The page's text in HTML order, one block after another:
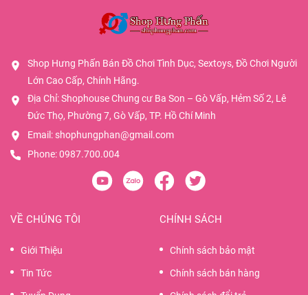
Shop Hưng Phấn Bán Đồ Chơi Tình Dục, Sextoys, Đồ Chơi Người
Lớn Cao Cấp, Chính Hãng.
Địa Chỉ: Shophouse Chung cư Ba Son – Gò Vấp, Hẻm Số 2, Lê
Đức Thọ, Phường 7, Gò Vấp, TP. Hồ Chí Minh
Email: shophungphan@gmail.com
Phone:0987.700.004
VỀ CHÚNG TÔI
Giới Thiệu
Tin Tức
CHÍNH SÁCH
Chính sách bảo mật
Chính sách bán hàng